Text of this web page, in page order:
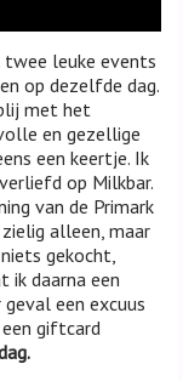
leuke events
op dezelfde dag.
met het
en gezellige
een keertje. Ik
op Milkbar.
van de Primark
alleen, maar
gekocht,
ik daarna een
een excuus
giftcard